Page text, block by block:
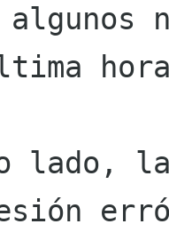
lado,